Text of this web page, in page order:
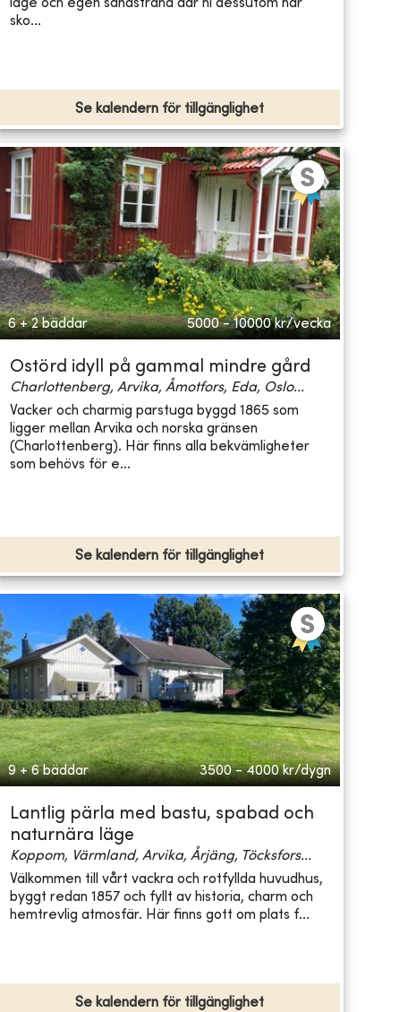
läge och egen sandstrand där ni dessutom har
sko...
Se kalendern för tillgänglighet
6 + 2 bäddar 5000 - 10000 kr/vecka
Ostörd idyll på gammal mindre gård
Charlottenberg, Arvika, Åmotfors, Eda, Oslo...
Vacker och charmig parstuga byggd 1865 som
ligger mellan Arvika och norska gränsen
(Charlottenberg). Här finns alla bekvämligheter
som behövs för e...
Se kalendern för tillgänglighet
9 + 6 bäddar 3500 - 4000 kr/dygn
Lantlig pärla med bastu, spabad och
naturnära läge
Koppom, Värmland, Arvika, Årjäng, Töcksfors...
Välkommen till vårt vackra och rotfyllda huvudhus,
byggt redan 1857 och fyllt av historia, charm och
hemtrevlig atmosfär. Här finns gott om plats f...
Se kalendern för tillgänglighet